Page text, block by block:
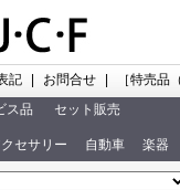
記 お問合せ
［特売品
ス品 セット販売
セサリー 自動車 楽器